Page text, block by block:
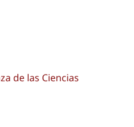
de las Ciencias